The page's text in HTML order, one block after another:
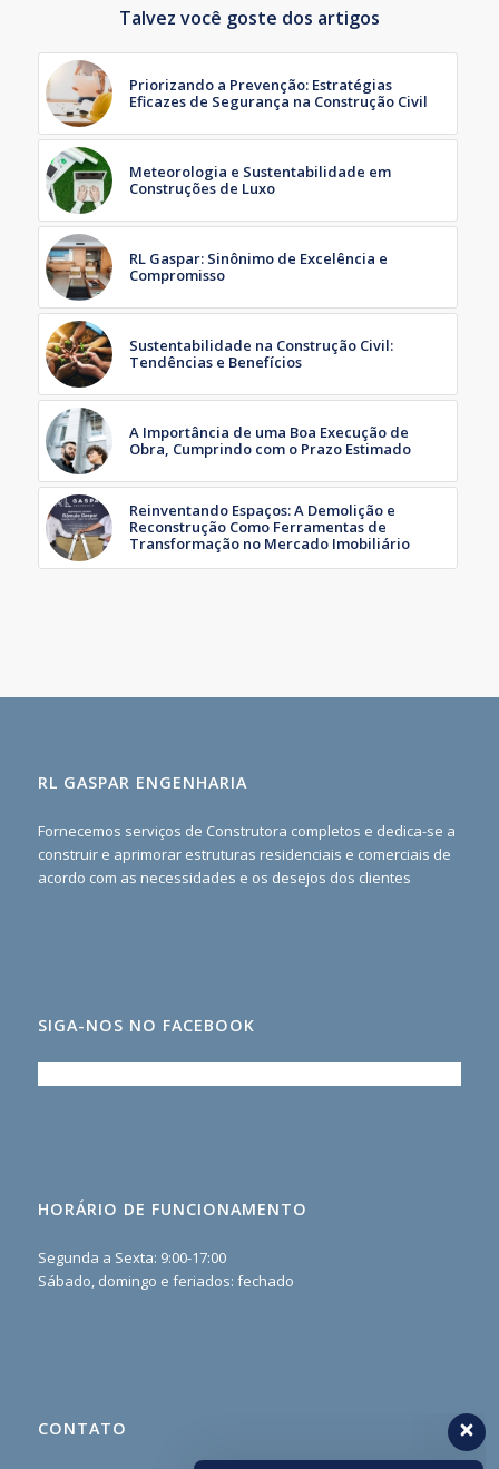
Talvez você goste dos artigos
Priorizando a Prevenção: Estratégias
Eficazes de Segurança na Construção Civil
Meteorologia e Sustentabilidade em
Construções de Luxo
RL Gaspar: Sinônimo de Excelência e
Compromisso
Sustentabilidade na Construção Civil:
Tendências e Benefícios
A Importância de uma Boa Execução de
Obra, Cumprindo com o Prazo Estimado
Reinventando Espaços: A Demolição e
Reconstrução Como Ferramentas de
Transformação no Mercado Imobiliário
RL GASPAR ENGENHARIA
Fornecemos serviços de Construtora completos e dedica-se a
construir e aprimorar estruturas residenciais e comerciais de
acordo com as necessidades e os desejos dos clientes
SIGA-NOS NO FACEBOOK
HORÁRIO DE FUNCIONAMENTO
Segunda a Sexta: 9:00-17:00
Sábado, domingo e feriados: fechado
CONTATO